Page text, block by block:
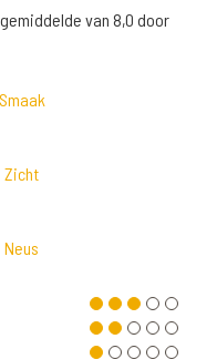
van 8,0 door
Smaak
Zicht
Neus